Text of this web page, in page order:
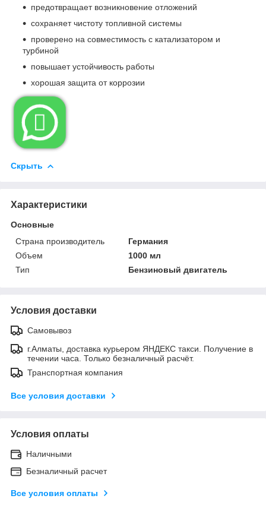
предотвращает возникновение отложений
сохраняет чистоту топливной системы
проверено на совместимость с катализатором и
турбиной
повышает устойчивость работы
хорошая защита от коррозии

Скрыть
Характеристики
Основные
Страна производитель
Германия
Объем
1000 мл
Тип
Бензиновый двигатель
Условия доставки
Самовывоз
г.Алматы, доставка курьером ЯНДЕКС такси. Получение в
течении часа. Только безналичный расчёт.
Транспортная компания
Все условия доставки
Условия оплаты
Наличными
Безналичный расчет
Все условия оплаты